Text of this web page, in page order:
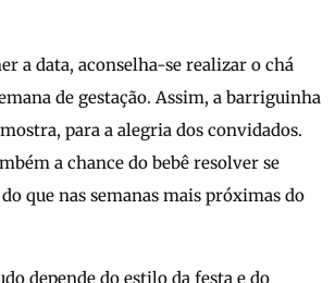
a data, aconselha-se realizar o chá
de gestação. Assim, a barriguinha
para a alegria dos convidados.
a chance do bebê resolver se
que nas semanas mais próximas do
depende do estilo da festa e do